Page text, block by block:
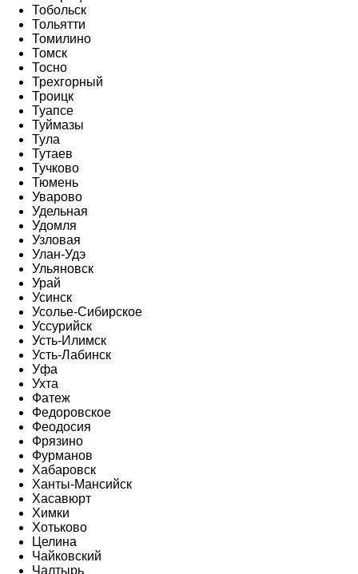
Тобольск
Тольятти
Томилино
Томск
Тосно
Трехгорный
Троицк
Туапсе
Туймазы
Тула
Тутаев
Тучково
Тюмень
Уварово
Удельная
Удомля
Узловая
Улан-Удэ
Ульяновск
Урай
Усинск
Усолье-Сибирское
Уссурийск
Усть-Илимск
Усть-Лабинск
Уфа
Ухта
Фатеж
Федоровское
Феодосия
Фрязино
Фурманов
Хабаровск
Ханты-Мансийск
Хасавюрт
Химки
Хотьково
Целина
Чайковский
Чалтырь